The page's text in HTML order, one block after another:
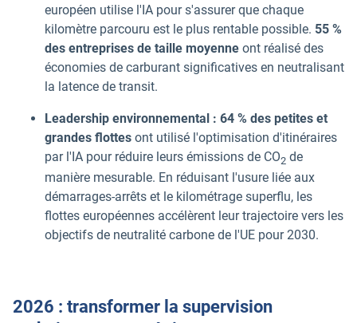
européen utilise l'IA pour s'assurer que chaque
kilomètre parcouru est le plus rentable possible. 55 %
des entreprises de taille moyenne ont réalisé des
économies de carburant significatives en neutralisant
la latence de transit.
Leadership environnemental : 64 % des petites et
grandes flottes ont utilisé l'optimisation d'itinéraires
par l'IA pour réduire leurs émissions de CO2 de
manière mesurable. En réduisant l'usure liée aux
démarrages-arrêts et le kilométrage superflu, les
flottes européennes accélèrent leur trajectoire vers les
objectifs de neutralité carbone de l'UE pour 2030.
2026 : transformer la supervision